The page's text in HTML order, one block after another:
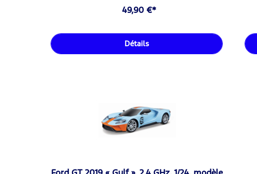
49,90 €*
Détails